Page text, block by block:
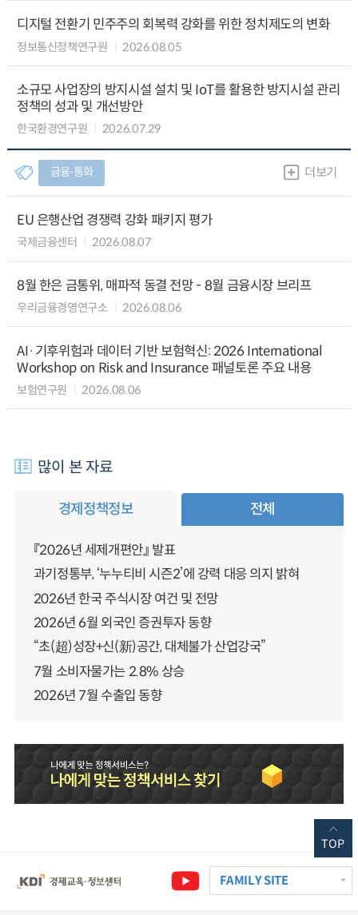
디지털 전환기 민주주의 회복력 강화를 위한 정치제도의 변화
정보통신정책연구원 2026.08.05
소규모 사업장의 방지시설 설치 및 IoT를 활용한 방지시설 관리
정책의 성과 및 개선방안
한국환경연구원 2026.07.29
금융∙통화 더보기
EU 은행산업 경쟁력 강화 패키지 평가
국제금융센터 2026.08.07
8월 한은 금통위, 매파적 동결 전망 - 8월 금융시장 브리프
우리금융경영연구소 2026.08.06
AI·기후위험과 데이터 기반 보험혁신: 2026 International
Workshop on Risk and Insurance 패널토론 주요 내용
보험연구원 2026.08.06
많이 본 자료
경제정책정보 전체
『2026년 세제개편안』 발표
과기정통부, ‘누누티비 시즌2’에 강력 대응 의지 밝혀
2026년 한국 주식시장 여건 및 전망
2026년 6월 외국인 증권투자 동향
“초(超)성장+신(新)공간, 대체불가 산업강국”
7월 소비자물가는 2.8% 상승
2026년 7월 수출입 동향
FAMILY SITE
TOP